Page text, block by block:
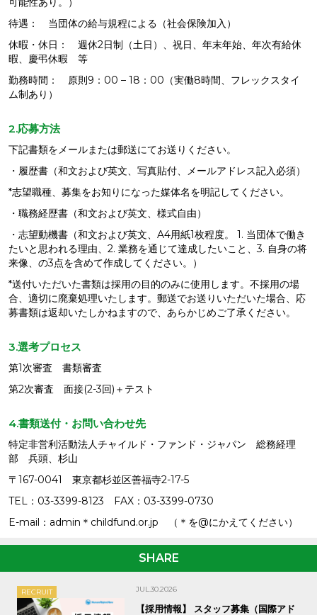
待遇： 当団体の給与規程による（社会保険加入）
休暇・休日： 週休2日制（土日）、祝日、年末年始、年次有給休
暇、慶弔休暇 等
勤務時間： 原則9：00 – 18：00（実働8時間、フレックスタイ
ム制あり）
2.応募方法
下記書類をメールまたは郵送にてお送りください。
・履歴書（和文および英文、写真貼付、メールアドレス記入必須）
*志望職種、募集をお知りになった媒体名を明記してください。
・職務経歴書（和文および英文、様式自由）
・志望動機書（和文および英文、A4用紙1枚程度。 1. 当団体で働き
たいと思われる理由、2. 業務を通じて達成したいこと、3. 自身の将
来像、の3点を含めて作成してください。）
*送付いただいた書類は採用の目的のみに使用します。不採用の場
合、適切に廃棄処理いたします。郵送でお送りいただいた場合、応
募書類は返却いたしかねますので、あらかじめご了承ください。
3.選考プロセス
第1次審査 書類審査
第2次審査 面接(2-3回)＋テスト
4.書類送付・お問い合わせ先
特定非営利活動法人チャイルド・ファンド・ジャパン 総務経理
部 兵頭、杉山
〒167-0041 東京都杉並区善福寺2-17-5
TEL：03-3399-8123 FAX：03-3399-0730
E-mail：admin＊childfund.or.jp （＊を@にかえてください）
SHARE
RECRUIT JUL.30.2026
【採用情報】 スタッフ募集（国際アド